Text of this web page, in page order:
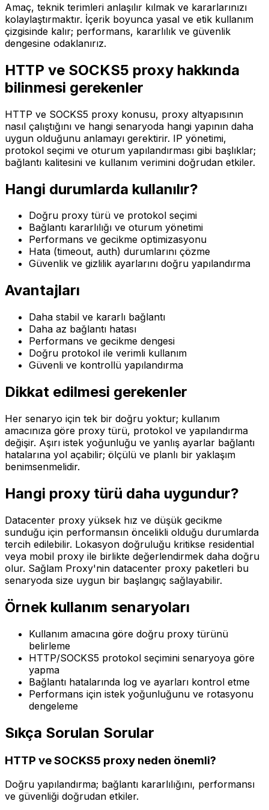
Amaç, teknik terimleri anlaşılır kılmak ve kararlarınızı
kolaylaştırmaktır. İçerik boyunca yasal ve etik kullanım
çizgisinde kalır; performans, kararlılık ve güvenlik
dengesine odaklanırız.
HTTP ve SOCKS5 proxy hakkında
bilinmesi gerekenler
HTTP ve SOCKS5 proxy konusu, proxy altyapısının
nasıl çalıştığını ve hangi senaryoda hangi yapının daha
uygun olduğunu anlamayı gerektirir. IP yönetimi,
protokol seçimi ve oturum yapılandırması gibi başlıklar;
bağlantı kalitesini ve kullanım verimini doğrudan etkiler.
Hangi durumlarda kullanılır?
Doğru proxy türü ve protokol seçimi
Bağlantı kararlılığı ve oturum yönetimi
Performans ve gecikme optimizasyonu
Hata (timeout, auth) durumlarını çözme
Güvenlik ve gizlilik ayarlarını doğru yapılandırma
Avantajları
Daha stabil ve kararlı bağlantı
Daha az bağlantı hatası
Performans ve gecikme dengesi
Doğru protokol ile verimli kullanım
Güvenli ve kontrollü yapılandırma
Dikkat edilmesi gerekenler
Her senaryo için tek bir doğru yoktur; kullanım
amacınıza göre proxy türü, protokol ve yapılandırma
değişir. Aşırı istek yoğunluğu ve yanlış ayarlar bağlantı
hatalarına yol açabilir; ölçülü ve planlı bir yaklaşım
benimsenmelidir.
Hangi proxy türü daha uygundur?
Datacenter proxy yüksek hız ve düşük gecikme
sunduğu için performansın öncelikli olduğu durumlarda
tercih edilebilir. Lokasyon doğruluğu kritikse residential
veya mobil proxy ile birlikte değerlendirmek daha doğru
olur. Sağlam Proxy'nin datacenter proxy paketleri bu
senaryoda size uygun bir başlangıç sağlayabilir.
Örnek kullanım senaryoları
Kullanım amacına göre doğru proxy türünü
belirleme
HTTP/SOCKS5 protokol seçimini senaryoya göre
yapma
Bağlantı hatalarında log ve ayarları kontrol etme
Performans için istek yoğunluğunu ve rotasyonu
dengeleme
Sıkça Sorulan Sorular
HTTP ve SOCKS5 proxy neden önemli?
Doğru yapılandırma; bağlantı kararlılığını, performansı
ve güvenliği doğrudan etkiler.